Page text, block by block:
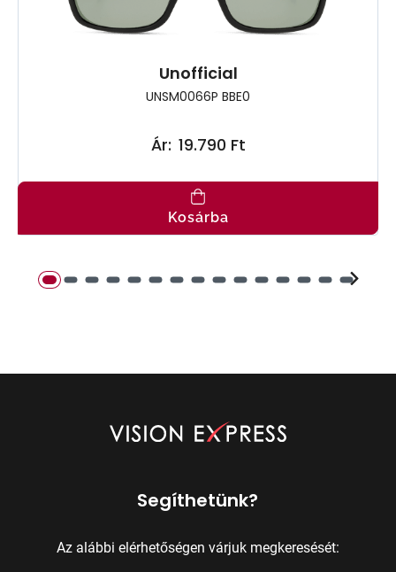
Unofficial
UNSM0066P BBE0
Ár: 19.790 Ft
Kosárba
Segíthetünk?
Az alábbi elérhetőségen várjuk megkeresését: